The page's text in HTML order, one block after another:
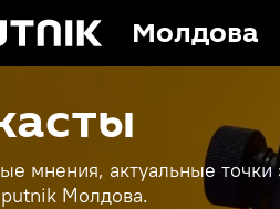
Молдова
мнения, актуальные
Молдова.